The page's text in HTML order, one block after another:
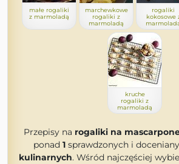
małe rogaliki
z marmoladą
marchewkowe
rogaliki z
marmoladą
rogaliki
kokosowe
kruche
rogaliki z
marmoladą
Przepisy na rogaliki na
ponad 1 sprawdzonych i
kulinarnych. Wśród najczęściej